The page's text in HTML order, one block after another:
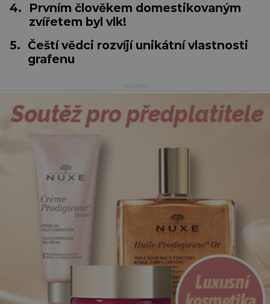
4.
Prvním člověkem domestikovaným
zvířetem byl vlk!
5. Čeští vědci rozvíjí unikátní vlastnosti
grafenu